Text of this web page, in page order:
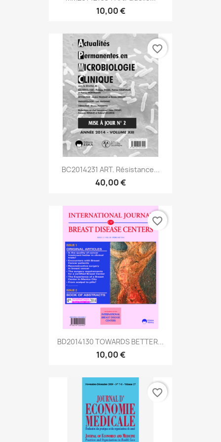
10,00 €
BC2014231 ART. Résistance...
40,00 €
favorite_border
BD2014130 TOWARDS BETTER...
10,00 €
favorite_border
favorite_border